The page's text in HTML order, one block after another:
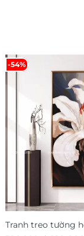
-54%
Tranh treo tường